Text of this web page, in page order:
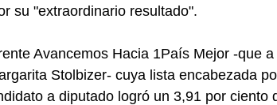
su "extraordinario resultado".
Avancemos Hacia 1País Mejor -que
Stolbizer- cuya lista encabezada
a diputado logró un 3,91 por ciento